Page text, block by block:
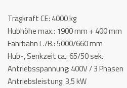
Tragkraft CE: 4000 kg
Hubhöhe max.: 1900 mm + 400 mm
Fahrbahn L./B.: 5000/660 mm
Hub-, Senkzeit ca.: 65/50 sek.
Antriebsspannung: 400V / 3 Phasen
Antriebsleistung: 3,5 kW